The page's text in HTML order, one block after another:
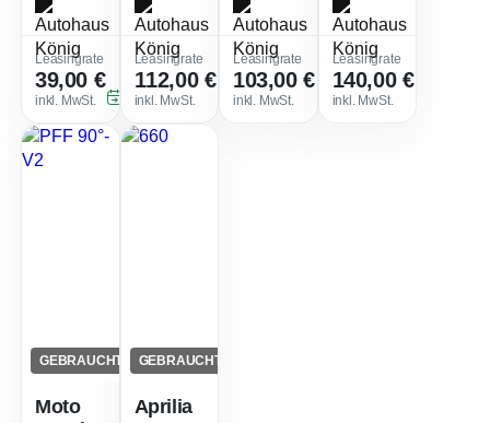
Leasingrate
39,00 €
inkl. MwSt.
Leasingfaktor
0,43
Sofort verfügbar
Leasingrate
112,00 €
inkl. MwSt.
Leasingfaktor
0,74
Sofort verfügbar
Leasingrate
103,00 €
inkl. MwSt.
Leasingfaktor
0,76
Sofort verfügbar
Leasingrate
140,00 €
inkl. MwSt.
GEBRAUCHT
Moto
GEBRAUCHT
Aprilia